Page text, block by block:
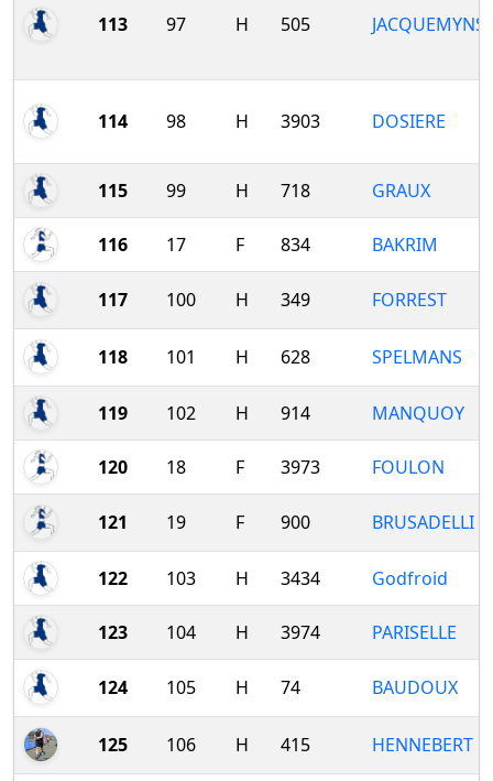
113 97 H 505 JACQUEMYNS
114 98 H 3903 DOSIERE
115 99 H 718 GRAUX
116 17 F 834 BAKRIM
117 100 H 349 FORREST
118 101 H 628 SPELMANS
119 102 H 914 MANQUOY
120 18 F 3973 FOULON
121 19 F 900 BRUSADELLI
122 103 H 3434 Godfroid
123 104 H 3974 PARISELLE
124 105 H 74 BAUDOUX
125 106 H 415 HENNEBERT